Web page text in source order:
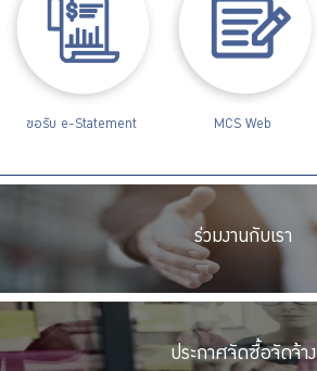
ขอรับ e-Statement MCS Web
ร่วมงานกับเรา
ประกาศจัดซื้อจัดจ้าง